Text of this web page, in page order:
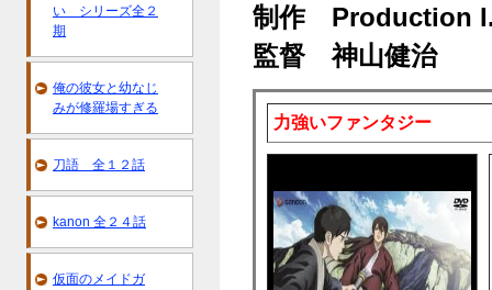
制作 Production
監督 神山健治
力強いファンタジー
い シリーズ全２
期
俺の彼女と幼なじ
みが修羅場すぎる
刀語 全１２話
kanon 全２４話
仮面のメイドガ